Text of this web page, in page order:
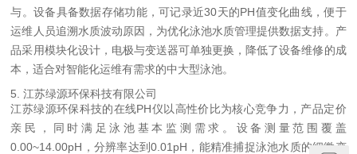
与。设备具备数据存储功能，可记录近30天的PH值变化曲线，便于
运维人员追溯水质波动原因，为优化泳池水质管理提供数据支持。产
品采用模块化设计，电极与变送器可单独更换，降低了设备维修的成
本，适合对智能化运维有需求的中大型泳池。
5. 江苏绿源环保科技有限公司
江苏绿源环保科技的在线PH仪以高性价比为核心竞争力，产品定价
亲民，同时满足泳池基本监测需求。设备测量范围覆盖
0.00~14.00pH，分辨率达到0.01pH，能精准捕捉泳池水质的细微变